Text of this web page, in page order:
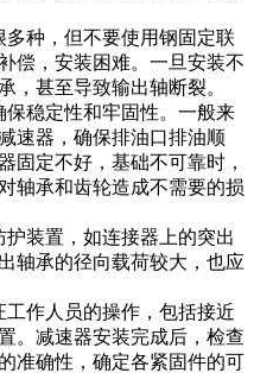
种，但不要使用钢固定联
偿，安装困难。一旦安装不
，甚至导致输出轴断裂。
稳定性和牢固性。一般来
速器，确保排油口排油顺
固定不好，基础不可靠时，
轴承和齿轮造成不需要的损
装置，如连接器上的突出
轴承的径向载荷较大，也应
作人员的操作，包括接近
。减速器安装完成后，检查
准确性，确定各紧固件的可